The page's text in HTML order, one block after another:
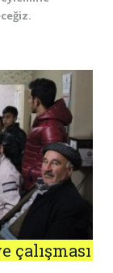
çalışması